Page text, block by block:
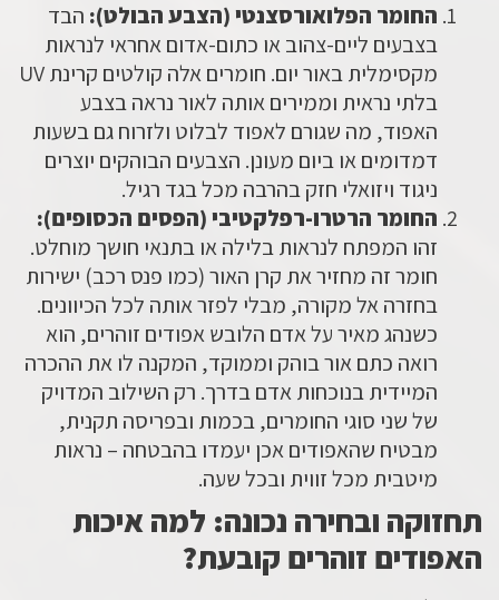
החומר הפלואורסצנטי (הצבע הבולט): הבד
בצבעים ליים-צהוב או כתום-אדום אחראי לנראות
מקסימליתבאור יום
. חומרים אלה קולטים קרינת UV
בלתי נראית וממירים אותה לאור נראה בצבע
האפוד, מה שגורם לאפוד לבלוט ולזרוח גם בשעות
דמדומים או ביום מעונן. הצבעים הבוהקים יוצרים
ניגוד ויזואלי חזק בהרבה מכל בגד רגיל.
החומר הרטרו-רפלקטיבי (הפסים הכסופים):
זהו המפתח לנראותבלילהאו בתנאי חושך מוחלט.
חומר זה מחזיר את קרן האור (כמו פנס רכב) ישירות
בחזרה אל מקורה, מבלי לפזר אותה לכל הכיוונים.
כשנהג מאיר על אדם הלובשאפודים זוהרים, הוא
רואה כתם אור בוהק וממוקד, המקנה לו את ההכרה
המיידית בנוכחות אדם בדרך. רק השילוב המדויק
של שני סוגי החומרים, בכמות ובפריסה תקנית,
מבטיח שהאפודים אכן יעמדו בהבטחה – נראות
מיטבית מכל זווית ובכל שעה.
תחזוקה ובחירה נכונה: למה איכות
האפודים זוהרים קובעת?